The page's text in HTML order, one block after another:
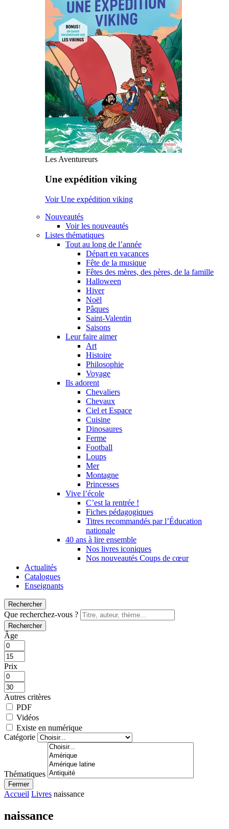
Les Aventureurs
Une expédition viking
Voir Une expédition viking
Nouveautés
Voir les nouveautés
Listes thématiques
Tout au long de l’année
Départ en vacances
Fête de la musique
Fêtes des mères, des pères, de la famille
Halloween
Hiver
Noël
Pâques
Saint-Valentin
Saisons
Leur faire aimer
Art
Histoire
Philosophie
Voyage
Ils adorent
Chevaliers
Chevaux
Ciel et Espace
Cuisine
Dinosaures
Ferme
Football
Loups
Mer
Montagne
Princesses
Vive l’école
C’est la rentrée !
Fiches pédagogiques
Titres recommandés par l’Éducation
nationale
40 ans à lire ensemble
Nos livres iconiques
Nos nouveautés Coups de cœur
Actualités
Catalogues
Enseignants
Rechercher
Que recherchez-vous ?
Rechercher
Âge
Prix
Autres critères
PDF
Vidéos
Existe en numérique
Catégorie
Thématiques
Fermer
Accueil Livres naissance
naissance